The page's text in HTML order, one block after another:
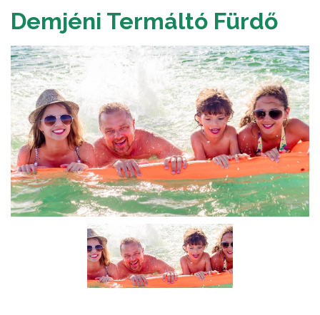
Demjéni Termáltó Fürdő